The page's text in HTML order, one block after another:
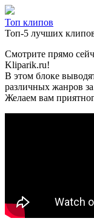
Топ клипов
Топ-5 лучших
Смотрите прямо
Kliparik.ru!
В этом блоке
различных жанров
Желаем вам